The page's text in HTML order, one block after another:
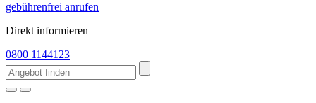
gebührenfrei anrufen
Direkt informieren
0800 1144123